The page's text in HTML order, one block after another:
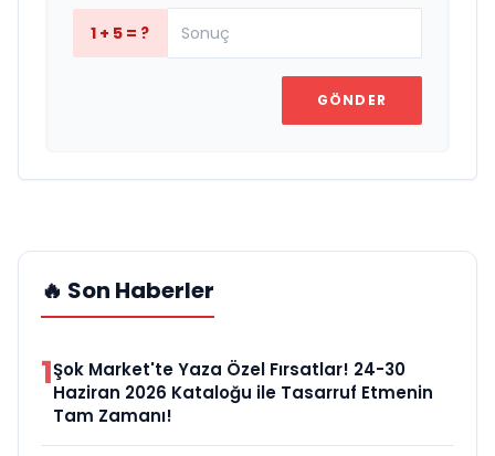
1 + 5 = ?
GÖNDER
🔥 Son Haberler
1Şok Market'te Yaza Özel Fırsatlar! 24-30
Haziran 2026 Kataloğu ile Tasarruf Etmenin
Tam Zamanı!